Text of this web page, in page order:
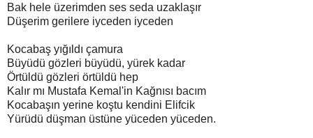
Bak hele üzerimden ses seda uzaklaşır
Düşerim gerilere iyceden iyceden
Kocabaş yığıldı çamura
Büyüdü gözleri büyüdü, yürek kadar
Örtüldü gözleri örtüldü hep
Kalır mı Mustafa Kemal'in Kağnısı bacım
Kocabaşın yerine koştu kendini Elifcik
Yürüdü düşman üstüne yüceden yüceden.